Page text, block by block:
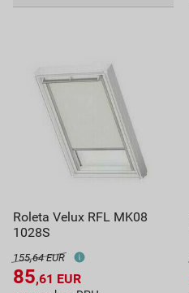
Roleta Velux RFL MK08
1028S
155,64 EUR
85,61 EUR